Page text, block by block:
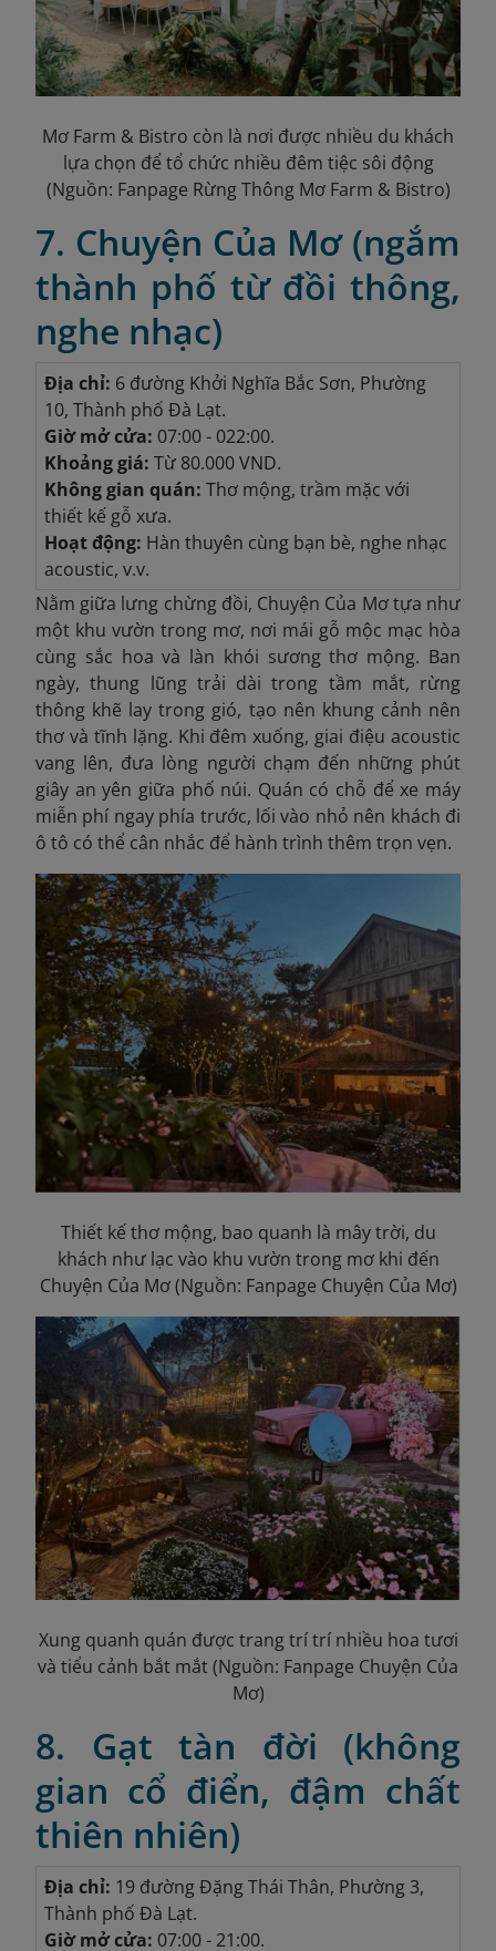
Mơ Farm & Bistro còn là nơi được nhiều du khách
lựa chọn để tổ chức nhiều đêm tiệc sôi động
(Nguồn: Fanpage Rừng Thông Mơ Farm & Bistro)
7. Chuyện Của Mơ (ngắm
thành phố từ đồi thông,
nghe nhạc)
Địa chỉ: 6 đường Khởi Nghĩa Bắc Sơn, Phường
10, Thành phố Đà Lạt.
Giờ mở cửa: 07:00 - 022:00.
Khoảng giá: Từ 80.000 VND.
Không gian quán: Thơ mộng, trầm mặc với
thiết kế gỗ xưa.
Hoạt động: Hàn thuyên cùng bạn bè, nghe nhạc
acoustic, v.v.
Nằm giữa lưng chừng đồi, Chuyện Của Mơ tựa như
một khu vườn trong mơ, nơi mái gỗ mộc mạc hòa
cùng sắc hoa và làn khói sương thơ mộng. Ban
ngày, thung lũng trải dài trong tầm mắt, rừng
thông khẽ lay trong gió, tạo nên khung cảnh nên
thơ và tĩnh lặng. Khi đêm xuống, giai điệu acoustic
vang lên, đưa lòng người chạm đến những phút
giây an yên giữa phố núi. Quán có chỗ để xe máy
miễn phí ngay phía trước, lối vào nhỏ nên khách đi
ô tô có thể cân nhắc để hành trình thêm trọn vẹn.
Thiết kế thơ mộng, bao quanh là mây trời, du
khách như lạc vào khu vườn trong mơ khi đến
Chuyện Của Mơ(Nguồn: Fanpage Chuyện Của Mơ)
Xung quanh quán được trang trí trí nhiều hoa tươi
và tiểu cảnh bắt mắt (Nguồn: Fanpage Chuyện Của
Mơ)
8. Gạt tàn đời (không
gian cổ điển, đậm chất
thiên nhiên)
Địa chỉ: 19 đường Đặng Thái Thân, Phường 3,
Thành phố Đà Lạt.
Giờ mở cửa: 07:00 - 21:00.